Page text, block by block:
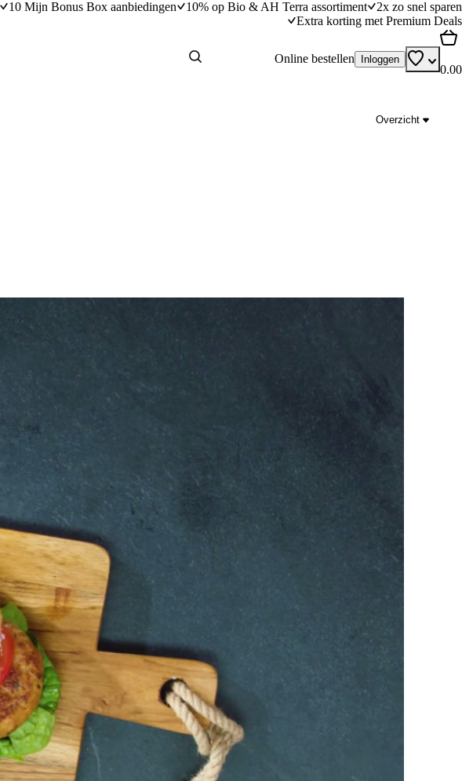
10 Mijn Bonus Box aanbiedingen 10% op Bio & AH Terra assortiment
2x zo snel sparen
Extra korting met Premium Deals
Online bestellen Inloggen
0.00
Overzicht